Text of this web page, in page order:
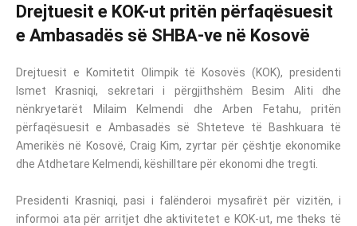
Drejtuesit e KOK-ut pritën përfaqësuesit
e Ambasadës së SHBA-ve në Kosovë
Drejtuesit e Komitetit Olimpik të Kosovës (KOK), presidenti
Ismet Krasniqi, sekretari i përgjithshëm Besim Aliti dhe
nënkryetarët Milaim Kelmendi dhe Arben Fetahu, pritën
përfaqësuesit e Ambasadës së Shteteve të Bashkuara të
Amerikës në Kosovë, Craig Kim, zyrtar për çështje ekonomike
dhe Atdhetare Kelmendi, këshilltare për ekonomi dhe tregti.
Presidenti Krasniqi, pasi i falënderoi mysafirët për vizitën, i
informoi ata për arritjet dhe aktivitetet e KOK-ut, me theks të